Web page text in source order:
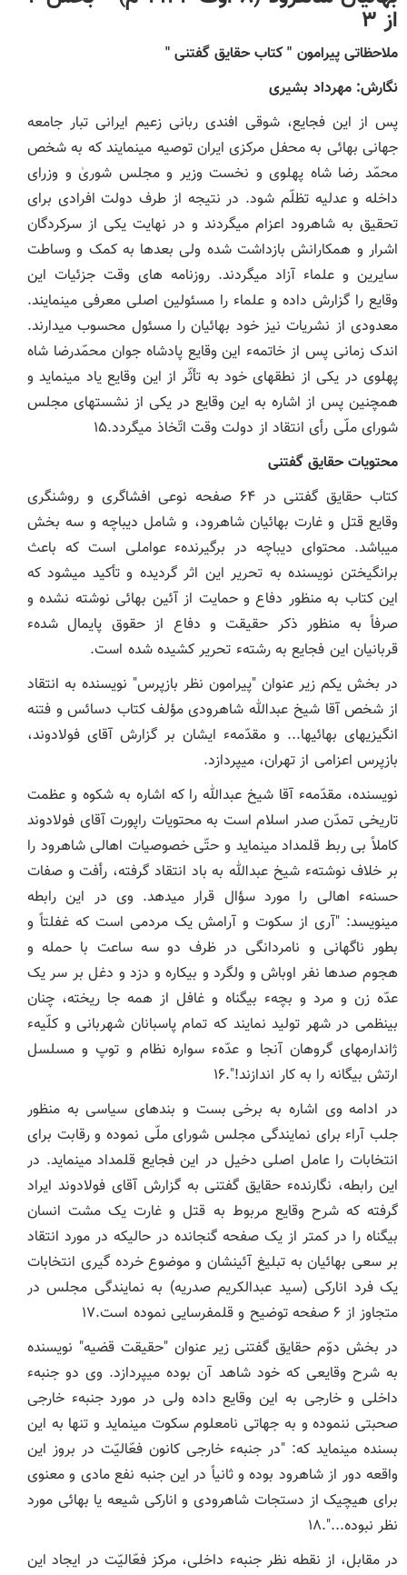
از ۳
ملاحظاتی پیرامون " کتاب حقایق گفتنی "
نگارش: مهرداد بشیری
پس از این فجایع، شوقی افندی ربانی زعیم ایرانی تبار جامعه
جهانی بهائی به محفل مرکزی ایران توصیه می‏نمایند که به شخص
محمّد رضا شاه پهلوی و نخست ‏وزیر و مجلس شوریٰ و وزرای
داخله و عدلیه تظلّم شود. در نتیجه از طرف دولت افرادی برای
تحقیق به شاهرود اعزام می‏گردند و در نهایت یکی از سرکردگان
اشرار و همکارانش بازداشت شده ولی بعدها به کمک و وساطت
سایرین و علماء آزاد می‏گردند. روزنامه‏ های وقت جزئیات این
وقایع را گزارش داده و علماء را مسئولین اصلی معرفی می‏نمایند.
معدودی از نشریات نیز خود بهائیان را مسئول محسوب می‏دارند.
اندک زمانی پس از خاتمهء این وقایع پادشاه جوان محمّدرضا شاه
پهلوی در یکی از نطق‏های خود به تأثّر از این وقایع یاد می‏نماید و
همچنین پس از اشاره به این وقایع در یکی از نشست‏های مجلس
شورای ملّی رأی انتقاد از دولت وقت اتّخاذ می‏گردد.۱۵
محتویات حقایق گفتنی
کتاب حقایق گفتنی در ۶۴ صفحه نوعی افشاگری و روشنگری
وقایع قتل و غارت بهائیان شاهرود، و شامل دیباچه و سه بخش
می‏باشد. محتوای دیباچه در برگیرندهء عواملی است که باعث
برانگیختن نویسنده به تحریر این اثر گردیده و تأکید می‏شود که
این کتاب به منظور دفاع و حمایت از آئین بهائی نوشته نشده و
صرفاً به منظور ذکر حقیقت و دفاع از حقوق پایمال شدهء
قربانیان این فجایع به رشتهء تحریر کشیده شده است.
در بخش یکم زیر عنوان "پیرامون نظر بازپرس" نویسنده به انتقاد
از شخص آقا شیخ عبدالله شاهرودی مؤلف کتاب دسائس و فتنه‏
انگیزی‏های بهائی‏ها... و مقدّمهء ایشان بر گزارش آقای فولادوند،
بازپرس اعزامی از تهران، می‏پردازد.
نویسنده، مقدّمهء آقا شیخ عبدالله را که اشاره به شکوه و عظمت
تاریخی تمدّن صدر اسلام است به محتویات راپورت آقای فولادوند
کاملاً بی ‏ربط قلمداد می‏نماید و حتّی خصوصیات اهالی شاهرود را
بر خلاف نوشتهء شیخ عبدالله به باد انتقاد گرفته، رأفت و صفات
حسنهء اهالی را مورد سؤال قرار می‏دهد. وی در این رابطه
می‏نویسد: "آری از سکوت و آرامش یک مردمی است که غفلتاً و
بطور ناگهانی و نامردانگی در ظرف دو سه ساعت با حمله و
هجوم صدها نفر اوباش و ولگرد و بیکاره و دزد و دغل بر سر یک
عدّه زن و مرد و بچهء بی‏گناه و غافل از همه جا ریخته، چنان
بی‏نظمی در شهر تولید نمایند که تمام پاسبانان شهربانی و کلّیهء
ژاندارم‏های گروهان آنجا و عدّهء سواره نظام و توپ و مسلسل
ارتش بیگانه را به کار اندازند!".۱۶
در ادامه وی اشاره به برخی بست و بندهای سیاسی به منظور
جلب آراء برای نمایندگی مجلس شورای ملّی نموده و رقابت برای
انتخابات را عامل اصلی دخیل در این فجایع قلمداد می‏نماید. در
این رابطه، نگارندهء حقایق گفتنی به گزارش آقای فولادوند ایراد
گرفته که شرح وقایع مربوط به قتل و غارت یک مشت انسان
بی‏گناه را در کمتر از یک صفحه گنجانده در حالیکه در مورد انتقاد
بر سعی بهائیان به تبلیغ آئینشان و موضوع خرده ‏گیری انتخابات
یک فرد انارکی (سید عبدالکریم صدریه) به نمایندگی مجلس در
متجاوز از ۶ صفحه توضیح و قلمفرسایی نموده است.۱۷
در بخش دوّم حقایق گفتنی زیر عنوان "حقیقت قضیه" نویسنده
به شرح وقایعی که خود شاهد آن بوده می‏پردازد. وی دو جنبهء
داخلی و خارجی به این وقایع داده ولی در مورد جنبهء خارجی
صحبتی ننموده و به جهاتی نامعلوم سکوت می‏نماید و تنها به این
بسنده می‏نماید که: "در جنبهء خارجی کانون فعّالیّت در بروز این
واقعه دور از شاهرود بوده و ثانیاً در این جنبه نفع مادی و معنوی
برای هیچیک از دستجات شاهرودی و انارکی شیعه یا بهائی مورد
نظر نبوده...".۱۸
در مقابل، از نقطه نظر جنبهء داخلی، مرکز فعّالیّت در ایجاد این